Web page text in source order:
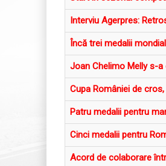
Interviu Agerpres:
Încă trei medalii
Joan Chelimo Melly s-
Cupa României de
Patru medalii pentru
Cinci medalii pentru
Acord de colaborare